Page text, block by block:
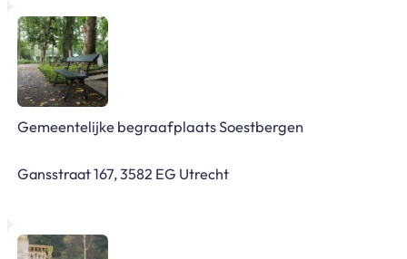
Gemeentelijke begraafplaats Soestbergen
Gansstraat 167, 3582 EG Utrecht